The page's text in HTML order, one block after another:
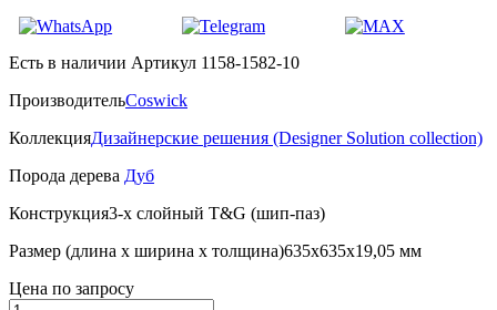
Есть в наличии Артикул 1158-1582-10
ПроизводительCoswick
КоллекцияДизайнерские решения (Designer Solution collection)
Порода дерева Дуб
Конструкция3-х слойный T&G (шип-паз)
Размер (длина х ширина х толщина)635х635х19,05 мм
Цена по запросу